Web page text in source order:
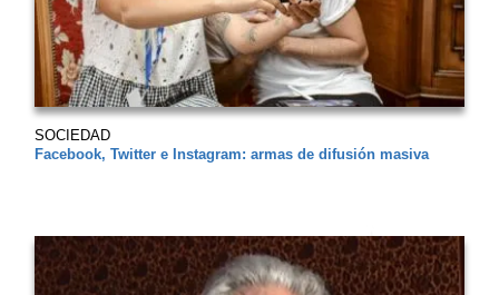
SOCIEDAD
Facebook, Twitter e Instagram: armas de difusión masiva